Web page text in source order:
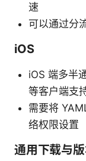
速
可以通过分
iOS
iOS 端多半
等客户端支
需要将
络权限设置
通用下载与